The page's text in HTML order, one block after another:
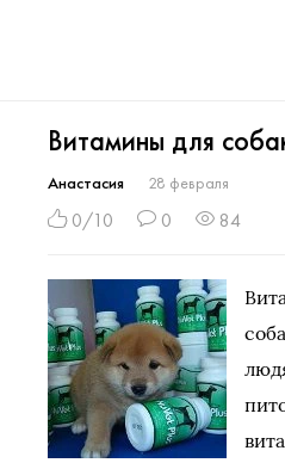
Витамины для
Анастасия 28 февраля
0/10 0 84